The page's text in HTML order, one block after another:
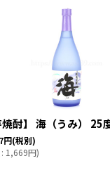
焼酎】 海（うみ）
円(税別)
: 1,669円)